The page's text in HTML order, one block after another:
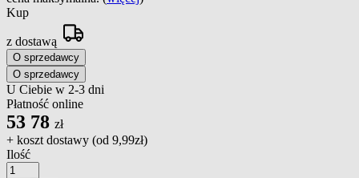
Kup
z dostawą
O sprzedawcy
O sprzedawcy
U Ciebie w 2-3 dni
Płatność online
53 78 zł
+ koszt dostawy (od 9,99zł)
Ilość